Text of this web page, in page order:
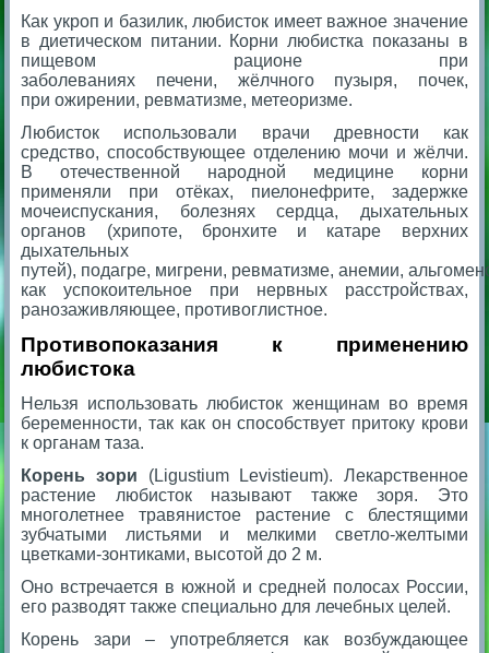
Как укроп и базилик, любисток имеет важное значение
в диетическом питании. Корни любистка показаны в
пищевом рационе при
заболеваниях печени, жёлчного пузыря, почек,
при ожирении, ревматизме, метеоризме.
Любисток использовали врачи древности как
средство, способствующее отделению мочи и жёлчи.
В отечественной народной медицине корни
применяли при отёках, пиелонефрите, задержке
мочеиспускания, болезнях сердца, дыхательных
органов (хрипоте, бронхите и катаре верхних
дыхательных
путей), подагре, мигрени, ревматизме, анемии,
как успокоительное при нервных расстройствах,
ранозаживляющее, противоглистное.
Противопоказания к применению
любистока
Нельзя использовать любисток женщинам во время
беременности, так как он способствует притоку крови
к органам таза.
Корень зори (Ligustium Levistieum). Лекарственное
растение любисток называют также зоря. Это
многолетнее травянистое растение с блестящими
зубчатыми листьями и мелкими светло-желтыми
цветками-зонтиками, высотой до 2 м.
Оно встречается в южной и средней полосах России,
его разводят также специально для лечебных целей.
Корень зари – употребляется как возбуждающее